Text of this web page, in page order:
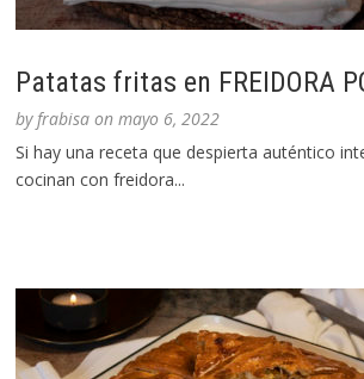
Patatas fritas en FREIDORA
byfrabisa onmayo 6, 2022
Si hay una receta que despierta auténtico
cocinan con freidora...